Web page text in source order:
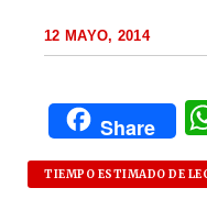
12 MAYO, 2014
Share
TIEMPO ESTIMADO DE